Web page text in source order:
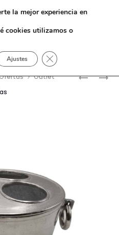
TORSO
CABEZA
Outlet
la mejor experiencia en
cookies utilizamos o
Ajustes Cerrar el banner de